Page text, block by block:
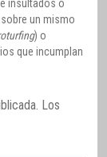
insultados o
un mismo
) o
que incumplan
Los